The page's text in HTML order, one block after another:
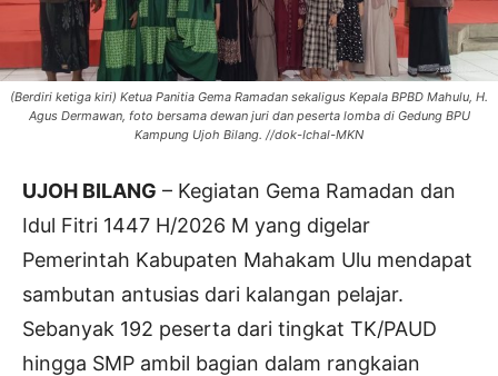
(Berdiri ketiga kiri) Ketua Panitia Gema Ramadan sekaligus Kepala BPBD Mahulu, H.
Agus Dermawan, foto bersama dewan juri dan peserta lomba di Gedung BPU
Kampung Ujoh Bilang. //dok-Ichal-MKN
UJOH BILANG – Kegiatan Gema Ramadan dan
Idul Fitri 1447 H/2026 M yang digelar
Pemerintah Kabupaten Mahakam Ulu mendapat
sambutan antusias dari kalangan pelajar.
Sebanyak 192 peserta dari tingkat TK/PAUD
hingga SMP ambil bagian dalam rangkaian